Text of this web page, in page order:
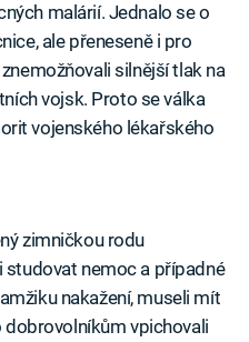
malárií. Jednalo se o
ale přeneseně i pro
silnější tlak na
vojsk. Proto se válka
vojenského lékařského
zimničkou rodu
nemoc a případné
nakažení, museli mít
vpichovali